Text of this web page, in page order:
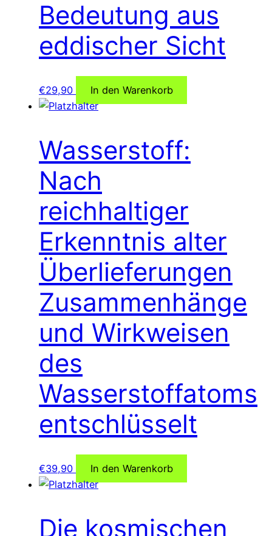
Bedeutung aus
eddischer Sicht
€29,90 In den Warenkorb
Wasserstoff:
Nach
reichhaltiger
Erkenntnis alter
Überlieferungen
Zusammenhänge
und Wirkweisen
des
Wasserstoffatoms
entschlüsselt
€39,90 In den Warenkorb
Die kosmischen